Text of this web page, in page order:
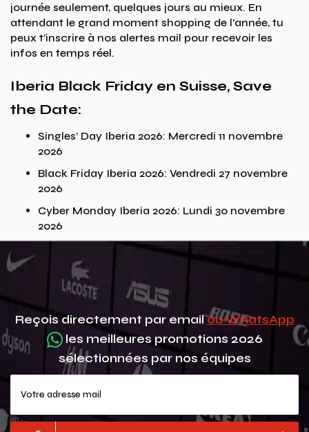
journée seulement, quelques jours au mieux. En
attendant le grand moment shopping de l'année, tu
peux t'inscrire à nos alertes mail pour recevoir les
infos en temps réel.
Iberia Black Friday en Suisse, Save
the Date:
Singles’ Day Iberia 2026: Mercredi 11 novembre
2026
Black Friday Iberia 2026: Vendredi 27 novembre
2026
Cyber Monday Iberia 2026: Lundi 30 novembre
2026
Reçois directement par emailou WhatsApp
les meilleures promotions 2026
sélectionnées par nos équipes